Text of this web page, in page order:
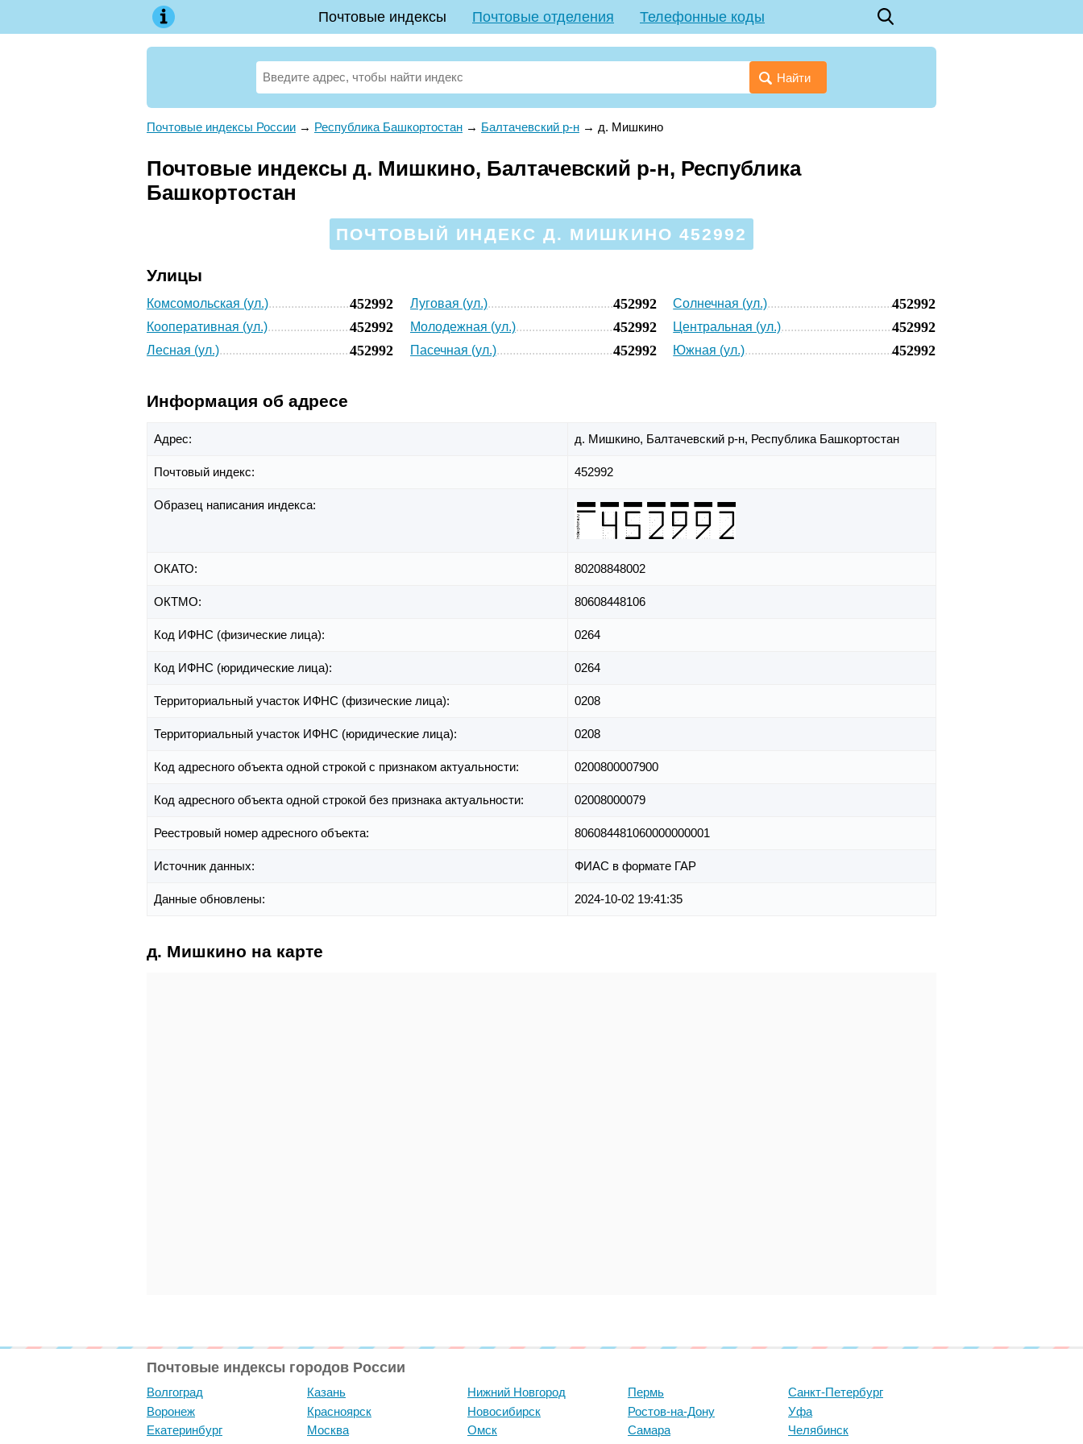
Почтовые индексы Почтовые отделения Телефонные коды
Найти
Почтовые индексы России → Республика Башкортостан → Балтачевский р-н → д. Мишкино
Почтовые индексы д. Мишкино, Балтачевский р-н, Республика
Башкортостан
ПОЧТОВЫЙ ИНДЕКС Д. МИШКИНО 452992
Улицы
Комсомольская (ул.) 452992
Кооперативная (ул.) 452992
Лесная (ул.) 452992
Луговая (ул.) 452992
Молодежная (ул.) 452992
Пасечная (ул.) 452992
Солнечная (ул.) 452992
Центральная (ул.) 452992
Южная (ул.) 452992
Информация об адресе
Адрес: д. Мишкино, Балтачевский р-н, Республика Башкортостан
Почтовый индекс: 452992
Образец написания индекса:
ОКАТО: 80208848002
ОКТМО: 80608448106
Код ИФНС (физические лица): 0264
Код ИФНС (юридические лица): 0264
Территориальный участок ИФНС (физические лица): 0208
Территориальный участок ИФНС (юридические лица): 0208
Код адресного объекта одной строкой с признаком актуальности: 0200800007900
Код адресного объекта одной строкой без признака актуальности: 02008000079
Реестровый номер адресного объекта: 806084481060000000001
Источник данных: ФИАС в формате ГАР
Данные обновлены: 2024-10-02 19:41:35
д. Мишкино на карте
Почтовые индексы городов России
Волгоград
Воронеж
Екатеринбург
Казань
Красноярск
Москва
Нижний Новгород
Новосибирск
Омск
Пермь
Ростов-на-Дону
Самара
Санкт-Петербург
Уфа
Челябинск